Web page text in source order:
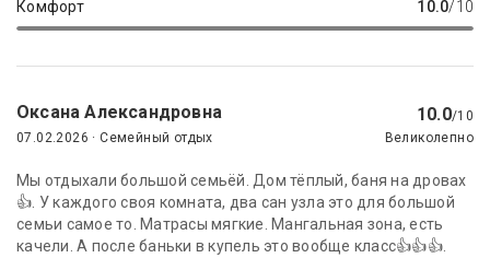
Комфорт 10.0/10
Оксана Александровна 10.0/10
07.02.2026 · Семейный отдых
Великолепно
Мы отдыхали большой семьёй. Дом тёплый, баня на дровах
👍. У каждого своя комната, два сан узла это для большой
семьи самое то. Матрасы мягкие. Мангальная зона, есть
качели. А после баньки в купель это вообще класс👍👍👍.